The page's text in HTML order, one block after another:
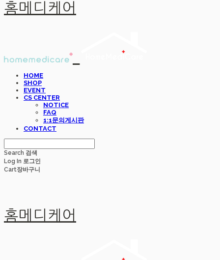
홈메디케어
HOME
SHOP
EVENT
CS CENTER
NOTICE
FAQ
1:1문의게시판
CONTACT
Search 검색
Log In 로그인
Cart장바구니
홈메디케어